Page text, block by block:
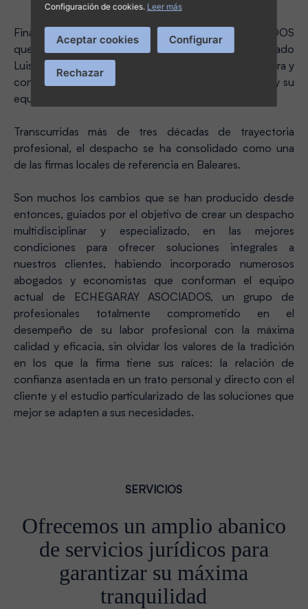
Finalmente, el núcleo de ECHEGARAY ASOCIADOS
quedaría completo con la incorporación del abogado
Luis Piña Payeras y con la expansión del área financiera y
contable con el economista Pedro S. Lladó Alemany y su
equipo.
Transcurridas más de tres décadas de trayectoria
profesional, el despacho se ha consolidado como una
de las firmas locales de referencia en Baleares.
Son muchos los cambios que se han producido desde
entonces, guiados por el objetivo de crear un despacho
multidisciplinar y especializado, en las mejores
condiciones para ofrecer soluciones integrales a
nuestros clientes, habiendo incorporado numerosos
abogados y economistas que conforman el equipo
actual de ECHEGARAY ASOCIADOS, un grupo de
profesionales totalmente comprometido en el
desempeño de su labor profesional con la máxima
calidad y eficacia, sin olvidar los valores de la tradición
en los que la firma tiene sus raíces: la relación de
confianza asentada en un trato personal y directo con el
cliente y el estudio particularizado de las soluciones que
mejor se adapten a sus necesidades.
SERVICIOS
Ofrecemos un amplio abanico
de servicios jurídicos para
garantizar su máxima
tranquilidad
Configuración de cookies. Leer más
Aceptar cookies Configurar
Rechazar